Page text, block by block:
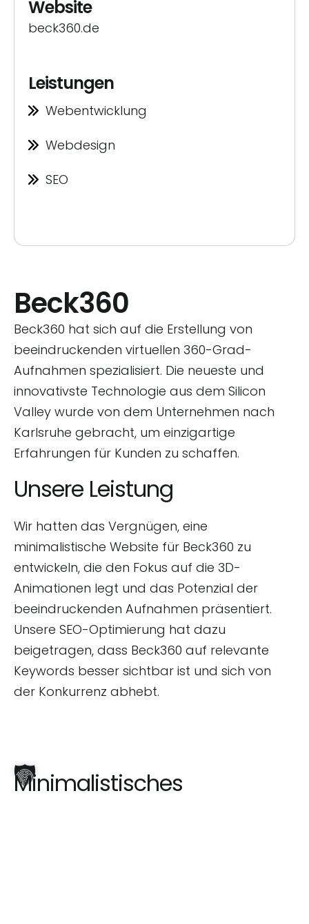
Website
beck360.de
Leistungen
Webentwicklung
Webdesign
SEO
Beck360
Beck360 hat sich auf die Erstellung von
beeindruckenden virtuellen 360-Grad-
Aufnahmen spezialisiert. Die neueste und
innovativste Technologie aus dem Silicon
Valley wurde von dem Unternehmen nach
Karlsruhe gebracht, um einzigartige
Erfahrungen für Kunden zu schaffen.
Unsere Leistung
Wir hatten das Vergnügen, eine
minimalistische Website für Beck360 zu
entwickeln, die den Fokus auf die 3D-
Animationen legt und das Potenzial der
beeindruckenden Aufnahmen präsentiert.
Unsere SEO-Optimierung hat dazu
beigetragen, dass Beck360 auf relevante
Keywords besser sichtbar ist und sich von
der Konkurrenz abhebt.
Minimalistisches